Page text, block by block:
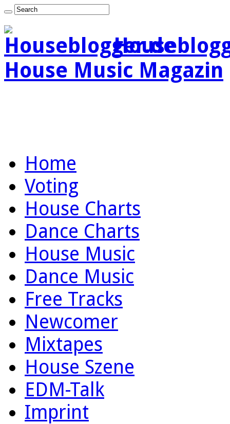
House Music Magazin
Home
Voting
House Charts
Dance Charts
House Music
Dance Music
Free Tracks
Newcomer
Mixtapes
House Szene
EDM-Talk
Imprint